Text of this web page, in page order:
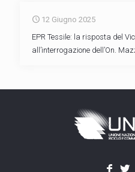
12 Giugno 2025
EPR Tessile: la risposta del
all’interrogazione dell’On.